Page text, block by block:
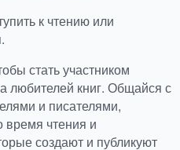
к чтению или
стать участником
любителей книг. Общайся с
и писателями,
время чтения и
создают и публикуют